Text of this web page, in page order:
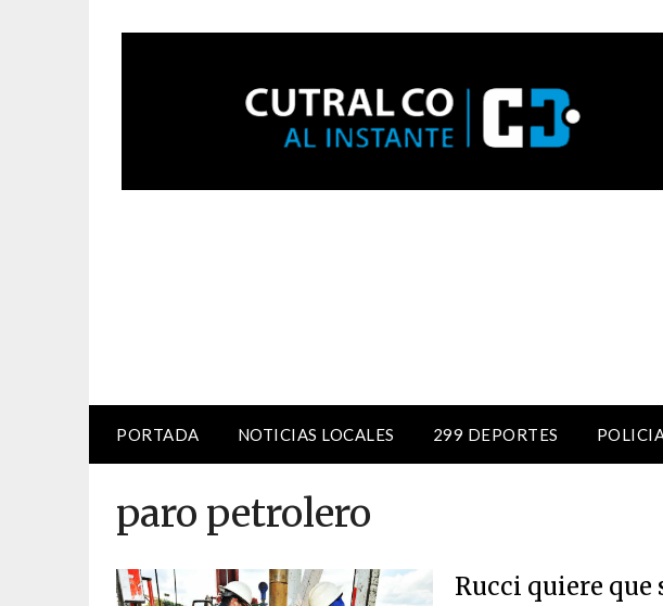
PORTADA NOTICIAS LOCALES 299 DEPORTES
paro petrolero
Rucci quiere que